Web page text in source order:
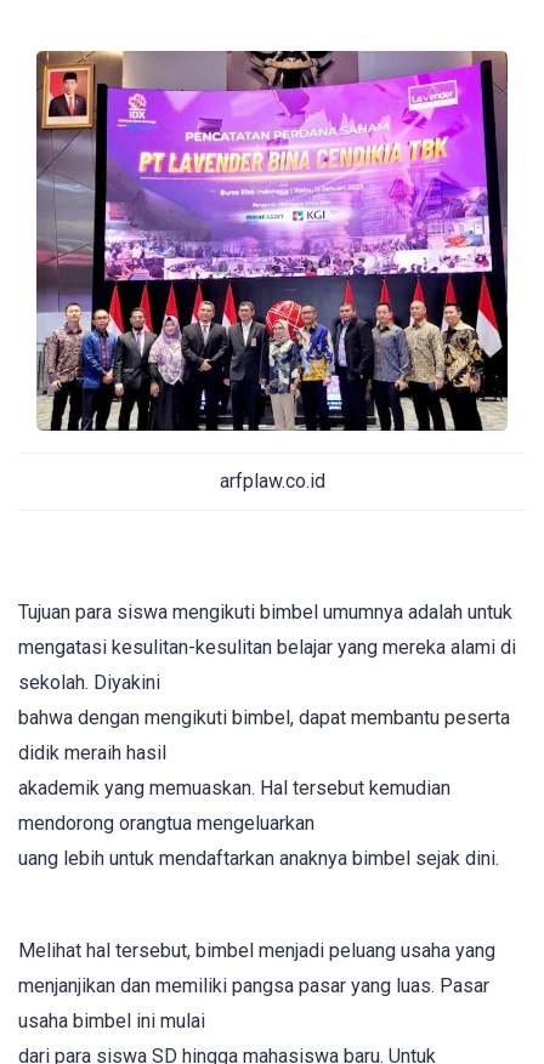
arfplaw.co.id
Tujuan para siswa mengikuti bimbel umumnya adalah untuk
mengatasi kesulitan-kesulitan belajar yang mereka alami di
sekolah. Diyakini
bahwa dengan mengikuti bimbel, dapat membantu peserta
didik meraih hasil
akademik yang memuaskan. Hal tersebut kemudian
mendorong orangtua mengeluarkan
uang lebih untuk mendaftarkan anaknya bimbel sejak dini.
Melihat hal tersebut, bimbel menjadi peluang usaha yang
menjanjikan dan memiliki pangsa pasar yang luas. Pasar
usaha bimbel ini mulai
dari para siswa SD hingga mahasiswa baru. Untuk